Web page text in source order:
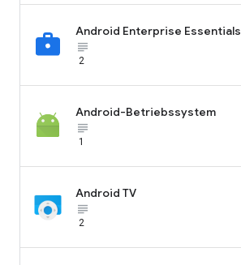
Android Enterprise Essentials
subject_black
2
Android-Betriebssystem
subject_black
1
Android TV
subject_black
2